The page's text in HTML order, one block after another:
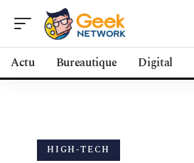
Actu Bureautique Digital
HIGH-TECH